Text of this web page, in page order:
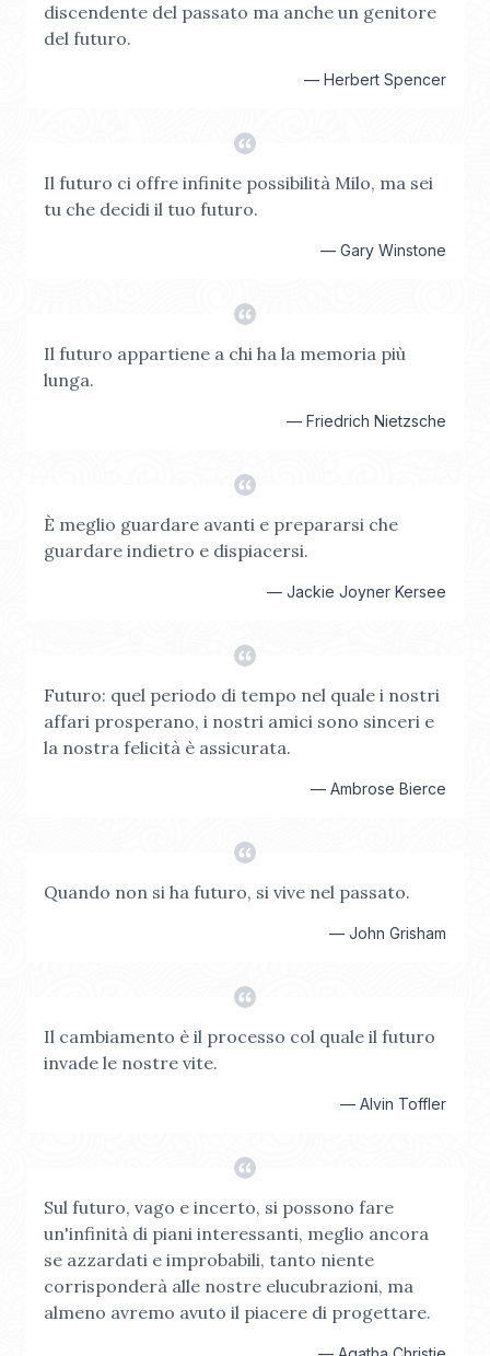
discendente del passato ma anche un genitore
del futuro.
— Herbert Spencer
Il futuro ci offre infinite possibilità Milo, ma sei
tu che decidi il tuo futuro.
— Gary Winstone
Il futuro appartiene a chi ha la memoria più
lunga.
— Friedrich Nietzsche
È meglio guardare avanti e prepararsi che
guardare indietro e dispiacersi.
— Jackie Joyner Kersee
Futuro: quel periodo di tempo nel quale i nostri
affari prosperano, i nostri amici sono sinceri e
la nostra felicità è assicurata.
— Ambrose Bierce
Quando non si ha futuro, si vive nel passato.
— John Grisham
Il cambiamento è il processo col quale il futuro
invade le nostre vite.
— Alvin Toffler
Sul futuro, vago e incerto, si possono fare
un'infinità di piani interessanti, meglio ancora
se azzardati e improbabili, tanto niente
corrisponderà alle nostre elucubrazioni, ma
almeno avremo avuto il piacere di progettare.